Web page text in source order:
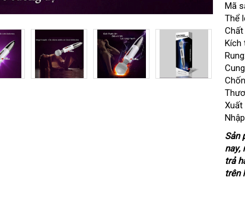
Mã
Thể
Chất
Kích
Xuất
Sản
nay,
trả
trên